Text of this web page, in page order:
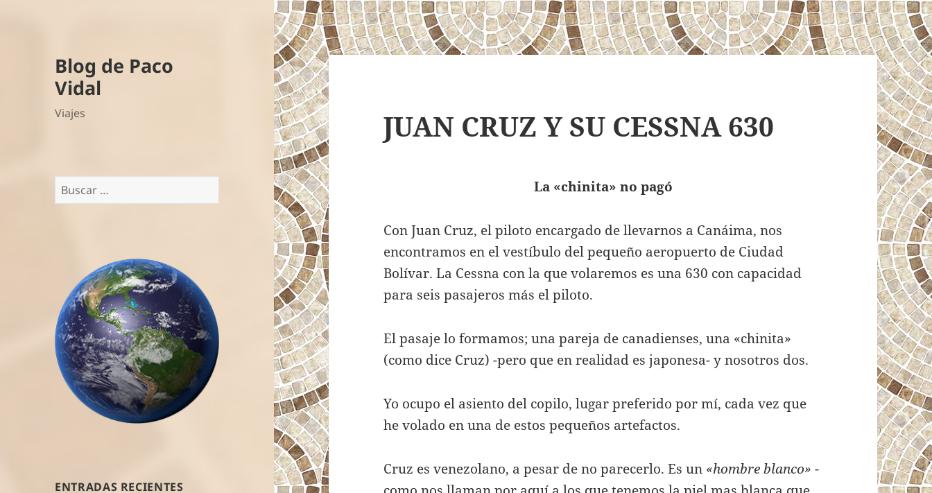
Blog de Paco
Vidal
Viajes
Buscar:
ENTRADAS RECIENTES
JUAN CRUZ Y SU CESSNA 630
La «chinita» no pagó
Con Juan Cruz, el piloto encargado de llevarnos a Canáima, nos
encontramos en el vestíbulo del pequeño aeropuerto de Ciudad
Bolívar. La Cessna con la que volaremos es una 630 con capacidad
para seis pasajeros más el piloto.
El pasaje lo formamos; una pareja de canadienses, una «chinita»
(como dice Cruz) -pero que en realidad es japonesa- y nosotros dos.
Yo ocupo el asiento del copilo, lugar preferido por mí, cada vez que
he volado en una de estos pequeños artefactos.
Cruz es venezolano, a pesar de no parecerlo. Es un «hombre blanco» -